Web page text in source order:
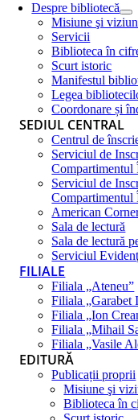
Despre bibliotecă
Misiune şi
Servicii
Biblioteca în
Scurt istoric
Manifestul
Legea
Coordonare și
SEDIUL CENTRAL
Centrul de
Serviciul de
Compartimentul
Serviciul de
Compartimentul
American
Sala de lectură
Sala de lectură
Serviciul
FILIALE
Filiala „Ateneu”
Filiala „Garabet
Filiala „Ion
Filiala „Mihail
Filiala „Vasile
EDITURĂ
Publicații proprii
Misiune şi
Biblioteca în